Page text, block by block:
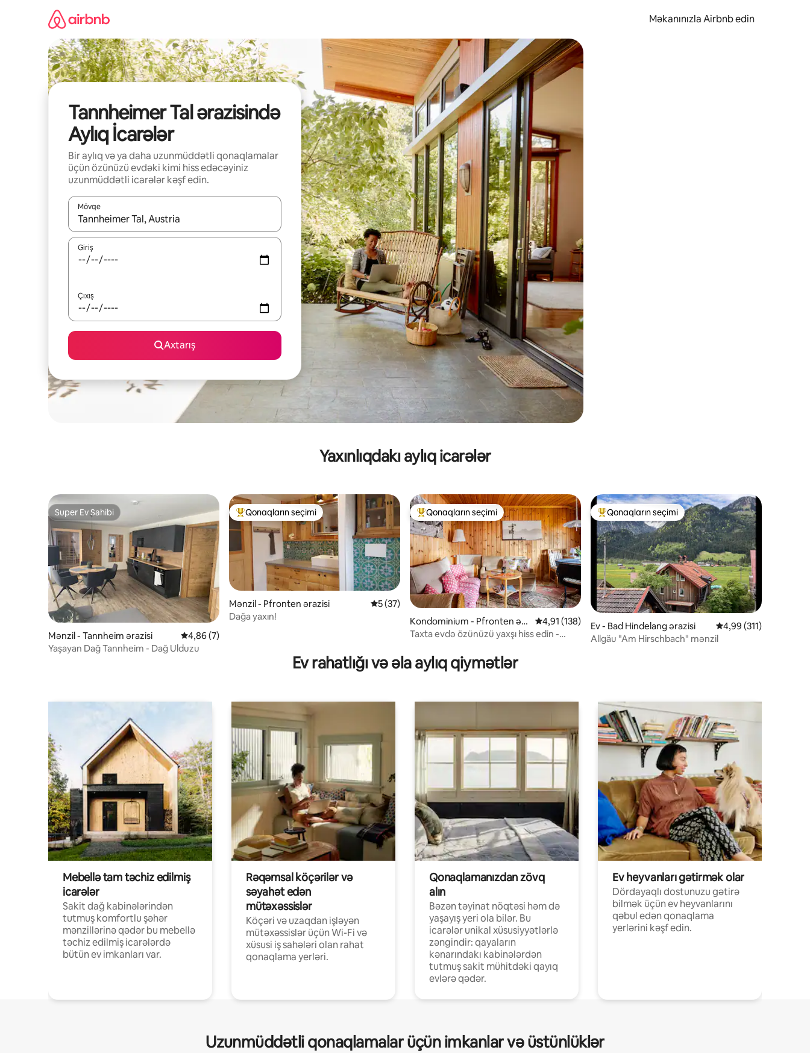
Məkanınızla Airbnb edin
Tannheimer Tal ərazisində
Aylıq İcarələr
Bir aylıq və ya daha uzunmüddətli qonaqlamalar
üçün özünüzü evdəki kimi hiss edəcəyiniz
uzunmüddətli icarələr kəşf edin.
Mövqe
Nəticələr varsa, yuxarı və aşağı ox düymələri ilə naviqasiya edin, yaxud da toxunma və ya svayp jestləri ilə araşdırın.
Giriş
Çıxış
Axtarış
Yaxınlıqdakı aylıq icarələr
Super Ev Sahibi
Super Ev Sahibi
Mənzil - Tannheim ərazisi Ortalama reytinq 4,86/5, 7 rəy
4,86 (7)
Yaşayan Dağ Tannheim - Dağ Ulduzu
Populyar "Qonaqların seçimi"
Qonaqların seçimi
Mənzil - Pfronten ərazisi Ortalama reytinq 5/5, 37 rəy
5 (37)
Dağa yaxın!
Populyar "Qonaqların seçimi"
Qonaqların seçimi
Kondominium - Pfronten əra
zisi
Ortalama reytinq 4,91/5, 138 rəy
4,91 (138)
Taxta evdə özünüzü yaxşı hiss edin -
Populyar "Qonaqların seçimi"
Qonaqların seçimi
Ev - Bad Hindelang ərazisi Ortalama reytinq 4,99/
4,99 (311)
Allgäu "Am Hirschbach" mənzil
Ev rahatlığı və əla aylıq qiymətlər
Mebellə tam təchiz edilmiş
icarələr
Sakit dağ kabinələrindən
tutmuş komfortlu şəhər
mənzillərinə qədər bu mebellə
təchiz edilmiş icarələrdə
bütün ev imkanları var.
Rəqəmsal köçərilər və
səyahət edən
mütəxəssislər
Köçəri və uzaqdan işləyən
mütəxəssislər üçün Wi-Fi və
xüsusi iş sahələri olan rahat
qonaqlama yerləri.
Qonaqlamanızdan zövq
alın
Bəzən təyinat nöqtəsi həm də
yaşayış yeri ola bilər. Bu
icarələr unikal xüsusiyyətlərlə
zəngindir: qayaların
kənarındakı kabinələrdən
tutmuş sakit mühitdəki qayıq
evlərə qədər.
Ev heyvanları gətirmək olar
Dördayaqlı dostunuzu gətirə
bilmək üçün ev heyvanlarını
qəbul edən qonaqlama
yerlərini kəşf edin.
Uzunmüddətli qonaqlamalar üçün imkanlar və üstünlüklər